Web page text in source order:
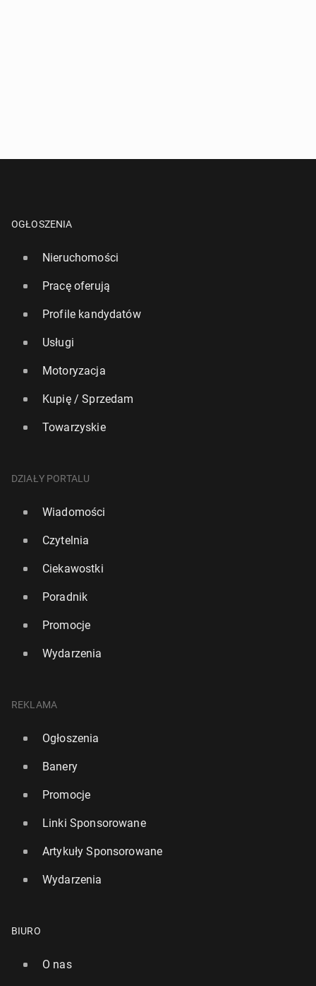
OGŁOSZENIA
Nieruchomości
Pracę oferują
Profile kandydatów
Usługi
Motoryzacja
Kupię / Sprzedam
Towarzyskie
DZIAŁY PORTALU
Wiadomości
Czytelnia
Ciekawostki
Poradnik
Promocje
Wydarzenia
REKLAMA
Ogłoszenia
Banery
Promocje
Linki Sponsorowane
Artykuły Sponsorowane
Wydarzenia
BIURO
O nas